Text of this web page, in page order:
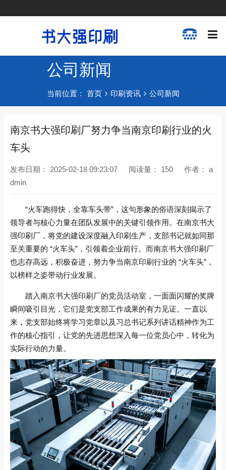
公司新闻
当前位置： 首页 印刷资讯 公司新闻
南京书大强印刷厂努力争当南京印刷行业的火
车头
发布日期： 2025-02-18 09:23:07 阅读量： 150 作者： a
dmin
“火车跑得快，全靠车头带”，这句形象的俗语深刻揭示了
领导者与核心力量在团队发展中的关键引领作用。在南京书大
强印刷厂，将党的建设深度融入印刷生产，支部书记就如同那
至关重要的 “火车头”，引领着企业前行。而南京书大强印刷厂
也志存高远，积极奋进，努力争当南京印刷行业的 “火车头”，
以榜样之姿带动行业发展。
踏入南京书大强印刷厂的党员活动室，一面面闪耀的奖牌
瞬间吸引目光，它们是党支部工作成果的有力见证。一直以
来，党支部始终将学习党章以及习总书记系列讲话精神作为工
作的核心指引，让党的先进思想深入每一位党员心中，转化为
实际行动的力量。